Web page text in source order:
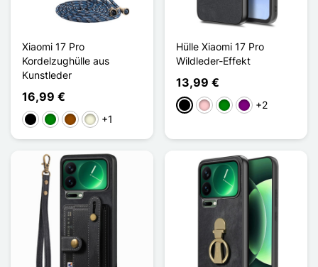
Xiaomi 17 Pro
Kordelzughülle aus
Kunstleder
16,99 €
Schwarz
GrünBraunBeige
+1
Hülle Xiaomi 17 Pro
Wildleder-Effekt
13,99 €
Schwarz
PinkGrünViolett
+2